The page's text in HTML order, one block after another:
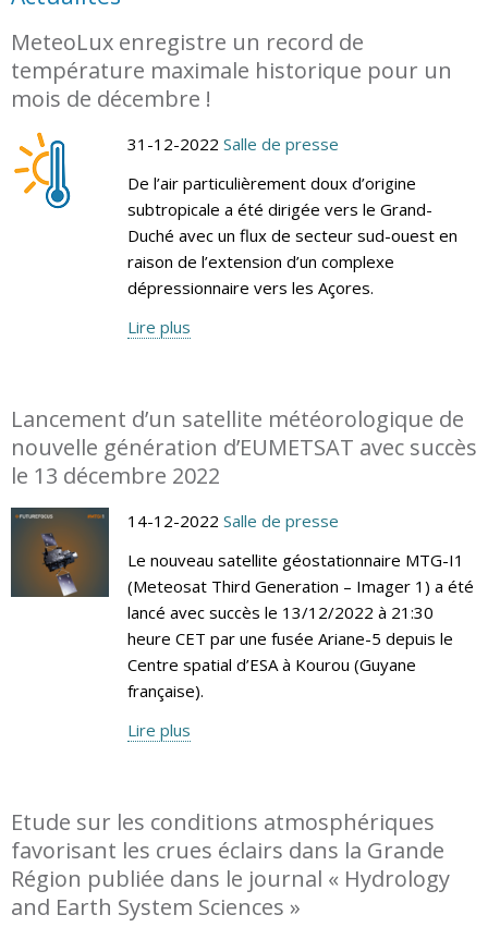
MeteoLux enregistre un record de
température maximale historique pour un
mois de décembre !
31-12-2022 Salle de presse
De l’air particulièrement doux d’origine
subtropicale a été dirigée vers le Grand-
Duché avec un flux de secteur sud-ouest en
raison de l’extension d’un complexe
dépressionnaire vers les Açores.
Lire plus
Lancement d’un satellite météorologique de
nouvelle génération d’EUMETSAT avec succès
le 13 décembre 2022
14-12-2022 Salle de presse
Le nouveau satellite géostationnaire MTG-I1
(Meteosat Third Generation – Imager 1) a été
lancé avec succès le 13/12/2022 à 21:30
heure CET par une fusée Ariane-5 depuis le
Centre spatial d’ESA à Kourou (Guyane
française).
Lire plus
Etude sur les conditions atmosphériques
favorisant les crues éclairs dans la Grande
Région publiée dans le journal « Hydrology
and Earth System Sciences »